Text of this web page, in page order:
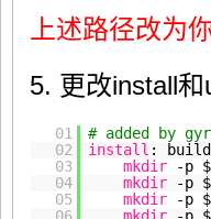
上述路径改为
5. 更改install和
01
# added by
02
install : build
03
mkdir
-p
04
mkdir
-p
05
mkdir
-p